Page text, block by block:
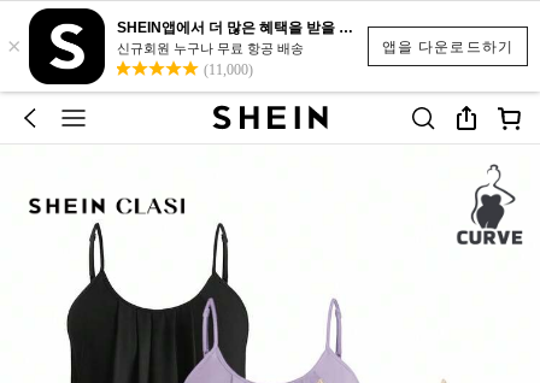
앱을 다운로드하기
×
SHEIN앱에서 더 많은 혜택을 받을 수 있어요.
신규회원 누구나 무료 항공 배송
(11,000)